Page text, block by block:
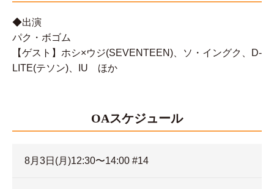
◆出演
パク・ボゴム
【ゲスト】ホシ×ウジ(SEVENTEEN)、ソ・イングク、D-
LITE(テソン)、IU ほか
OAスケジュール
8月3日(月)12:30〜14:00 #14